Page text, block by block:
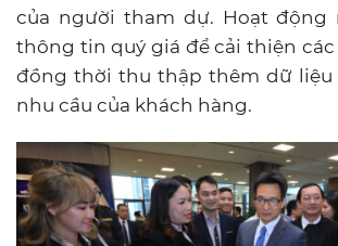
của người tham dự. Hoạt động
thông tin quý giá để cải thiện
đồng thời thu thập thêm dữ liệu
nhu cầu của khách hàng.